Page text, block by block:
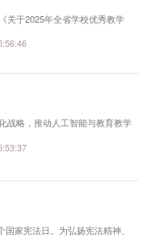
的课堂...
关于2025年全省学校优秀教学
拟获奖成果名单的公示》，我
省教育领域最高层次的奖项，每
教育教学改革、人才培养模式创
学改革等方面取得突出成就的集
的重要标志。...
战略，推动人工智能与教育教学
学改革与课程建设创新，12月2
长朱爱红、程学良，各二级学院
业带头人、课程负责人及其他专
题报告。华南农业大学本科生院
家宪法日。为弘扬宪法精神、